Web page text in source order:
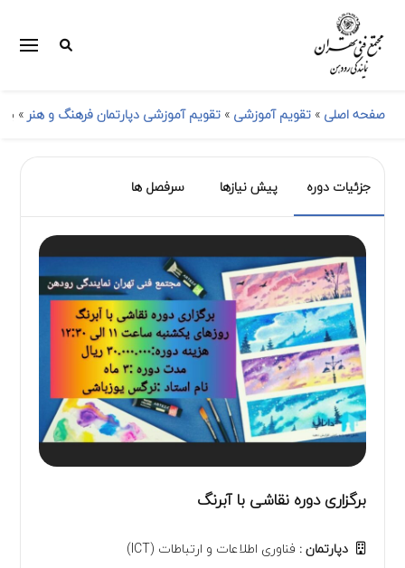
صفحه اصلی » تقویم آموزشی » تقویم آموزشی دپارتمان فرهنگ و هنر»
جزئیات دوره پیش نیازها سرفصل ها
برگزاری دوره نقاشی با آبرنگ
دپارتمان : فناوری اطلاعات و ارتباطات (ICT)